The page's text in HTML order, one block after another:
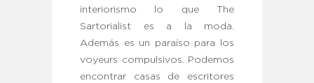
interiorismo lo que The
Sartorialist es a la moda.
Además es un paraíso para los
voyeurs compulsivos. Podemos
encontrar casas de escritores